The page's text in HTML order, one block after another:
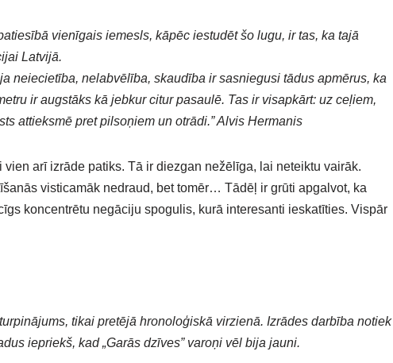
vienīgais iemesls, kāpēc iestudēt šo lugu, ir tas, ka tajā
Latvijā.
neiecietība, nelabvēlība, skaudība ir sasniegusi tādus apmērus, ka
ir augstāks kā jebkur citur pasaulē. Tas ir visapkārt: uz ceļiem,
attieksmē pret pilsoņiem un otrādi.” Alvis Hermanis
arī izrāde patiks. Tā ir diezgan nežēlīga, lai neteiktu vairāk.
visticamāk nedraud, bet tomēr… Tādēļ ir grūti apgalvot, ka
koncentrētu negāciju spogulis, kurā interesanti ieskatīties. Vispār
tikai pretējā hronoloģiskā virzienā. Izrādes darbība notiek
iepriekš, kad „Garās dzīves” varoņi vēl bija jauni.